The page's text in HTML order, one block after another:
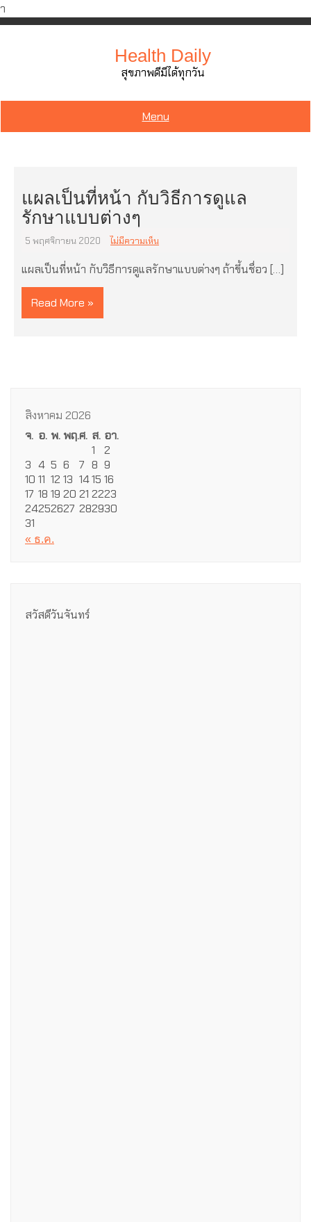
ำ
Skip
Health Daily
สุขภาพดีมีได้ทุกวัน
Menu
แผลเป็นที่หน้า กับวิธีการดูแล
รักษาแบบต่างๆ
5 พฤศจิกายน 2020 ไม่มีความเห็น
แผลเป็นที่หน้า กับวิธีการดูแลรักษาแบบต่างๆ ถ้าขึ้นชื่อว […]
Read More »
สิงหาคม 2026
จ. อ. พ.พฤ.ศ. ส. อา.
1
2
3 4 5 6 7 8 9
10 11 12 13 1415 16
17 18 19 20 21 2223
24252627 282930
31
« ธ.ค.
สวัสดีวันจันทร์